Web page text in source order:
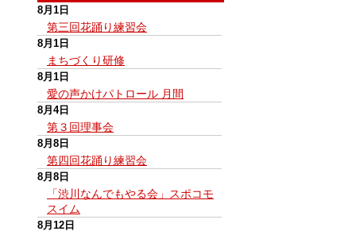
8月1日
第三回花踊り練習会
8月1日
まちづくり研修
8月1日
愛の声かけパトロール 月間
8月4日
第３回理事会
8月8日
第四回花踊り練習会
8月8日
「渋川なんでもやる会」スポコモ
スイム
8月12日